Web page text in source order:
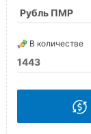
В количестве